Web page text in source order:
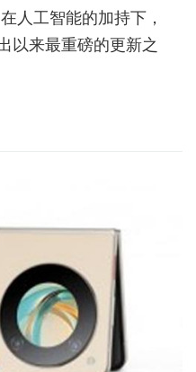
工智能的加持下，
以来最重磅的更新之